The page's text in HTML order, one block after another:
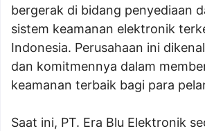
bergerak di bidang penyediaan
sistem keamanan elektronik
Indonesia. Perusahaan ini
dan komitmennya dalam
keamanan terbaik bagi para
Saat ini, PT. Era Blu Elektronik